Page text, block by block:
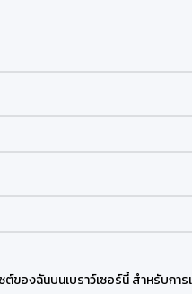
ต์ของฉันบนเบราว์เซอร์นี้ สำหรับกา